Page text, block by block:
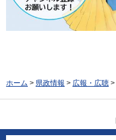
ホーム > 県政情報 > 広報・広聴 >